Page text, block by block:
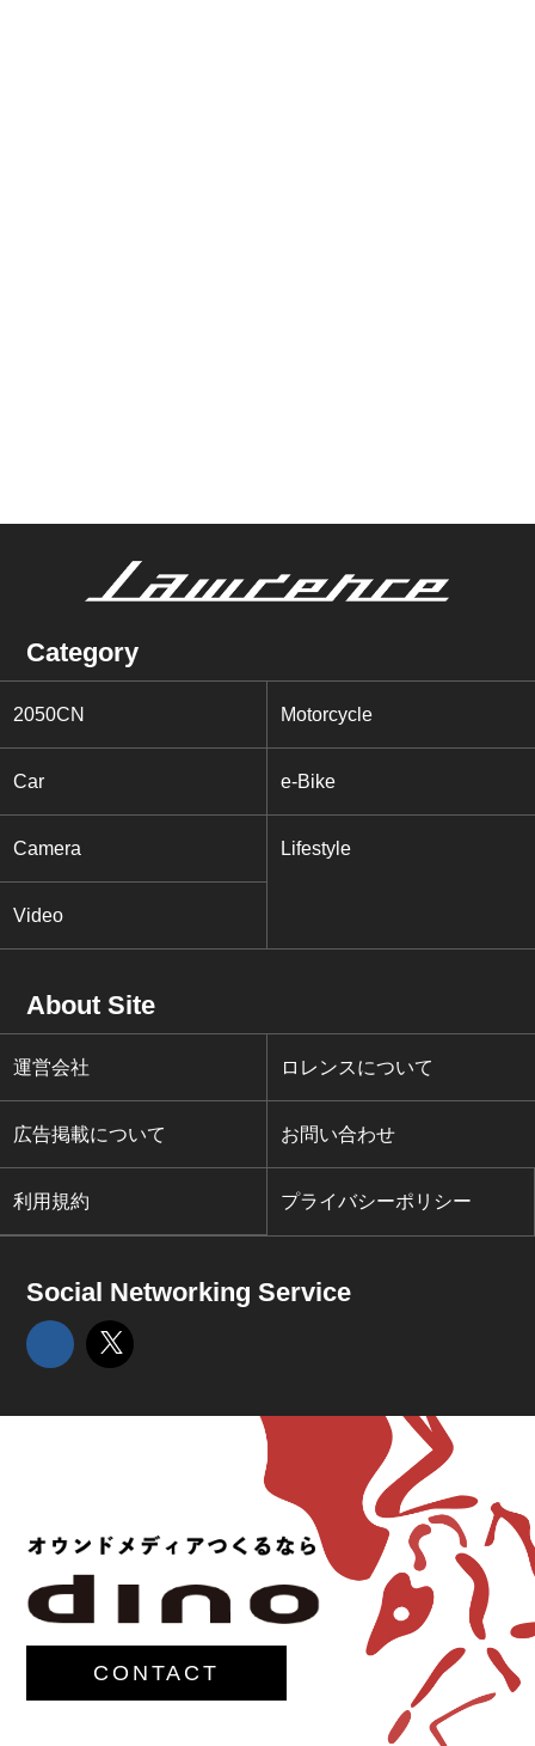
Category
2050CN Motorcycle
Car e-Bike
Camera Lifestyle
Video
About Site
運営会社 ロレンスについて
広告掲載について お問い合わせ
利用規約 プライバシーポリシー
Social Networking Service
CONTACT